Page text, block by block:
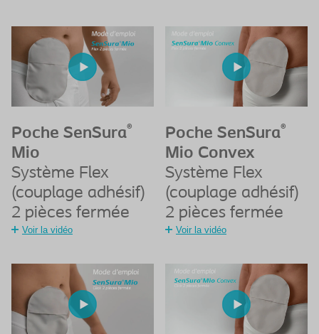
Poche SenSura®
Mio
Système Flex
(couplage adhésif)
2 pièces fermée
Voir la vidéo
Poche SenSura®
Mio Convex
Système Flex
(couplage adhésif)
2 pièces fermée
Voir la vidéo